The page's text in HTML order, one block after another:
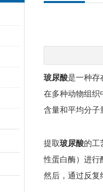
玻尿酸是一种存
在多种动物组织
含量和平均分子
提取玻尿酸的工
性蛋白酶）进行
然后，通过反复